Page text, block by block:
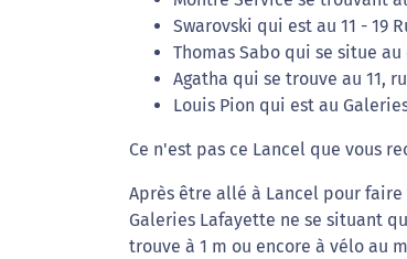
Swarovski qui est au 11 - 19
Thomas Sabo qui se situe
Agatha qui se trouve au 11,
Louis Pion qui est au
Ce n'est pas ce Lancel que vous
Après être allé à Lancel pour
Galeries Lafayette ne se situant
trouve à 1 m ou encore à vélo au